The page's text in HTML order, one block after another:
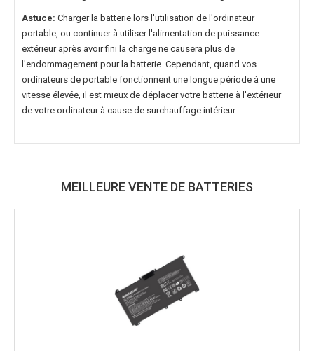
Astuce: Charger la batterie lors l'utilisation de l'ordinateur
portable, ou continuer à utiliser l'alimentation de puissance
extérieur après avoir fini la charge ne causera plus de
l'endommagement pour la batterie. Cependant, quand vos
ordinateurs de portable fonctionnent une longue période à une
vitesse élevée, il est mieux de déplacer votre batterie à l'extérieur
de votre ordinateur à cause de surchauffage intérieur.
MEILLEURE VENTE DE BATTERIES